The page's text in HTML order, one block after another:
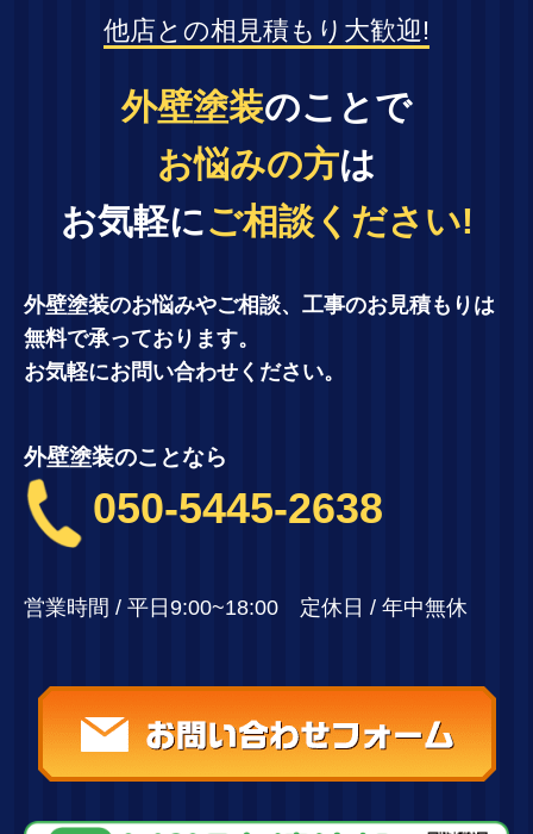
他店との相見積もり大歓迎!
外壁塗装のことで
お悩みの方は
お気軽にご相談ください!
外壁塗装のお悩みやご相談、工事のお見積もりは
無料で承っております。
お気軽にお問い合わせください。
外壁塗装のことなら
050-5445-2638
営業時間 / 平日9:00~18:00 定休日 / 年中無休